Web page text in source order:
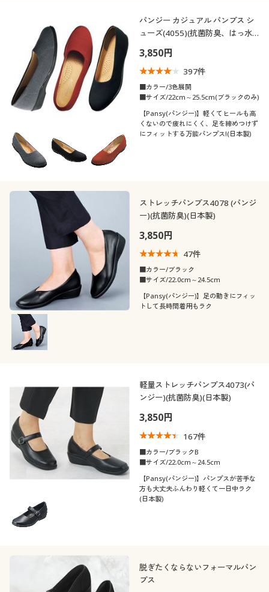
閲覧履歴
お気に入り
サポート
ご利用ガイド
ストレッチ 抗菌防臭
撥水
シーン
フォーマル オフィス
テイスト
カジュアル ベーシック
シック
着用感
ゆったり
30代
50代
シーズン
秋
閉じる
パンジー カジュアル パンプス シ
ューズ(4055)(抗菌防臭、はっ水)
3,850円
397件
■カラー/3色展開
■サイズ/22cm～25.5cm(ブラックのみ)
【Pansy(パンジー)】軽くてヒールも高
くないので疲れにくく、足を締めつけず
にフィットする万能パンプス!(日本製)
ストレッチパンプス4078 (パンジ
ー)(抗菌防臭)(日本製)
3,850円
47件
■カラー/ブラック
■サイズ/22.0cm～24.5cm
【Pansy(パンジー)】足の動きにフィッ
トして長時間着用もラク
軽量ストレッチパンプス4073(パ
ンジー)(抗菌防臭)(日本製)
3,850円
167件
■カラー/ブラックB
■サイズ/22.0cm～24.5cm
【Pansy(パンジー)】パンプスが苦手な
方も大丈夫ふんわり軽くて一日中ラク
(日本製)
脱ぎたくならないフォーマルパン
プス